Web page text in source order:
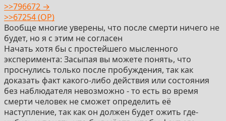
>>796672 →
>>67254 (OP)
Вообще многие уверены, что после смерти ничего не
будет, но я с этим не согласен
Начать хотя бы с простейшего мысленного
эксперимента: Засыпая вы можете понять, что
проснулись только после пробуждения, так как
доказать факт какого-либо действия или состояния
без наблюдателя невозможно - то есть во время
смерти человек не сможет определить её
наступление, так как он должен будет ожить где-